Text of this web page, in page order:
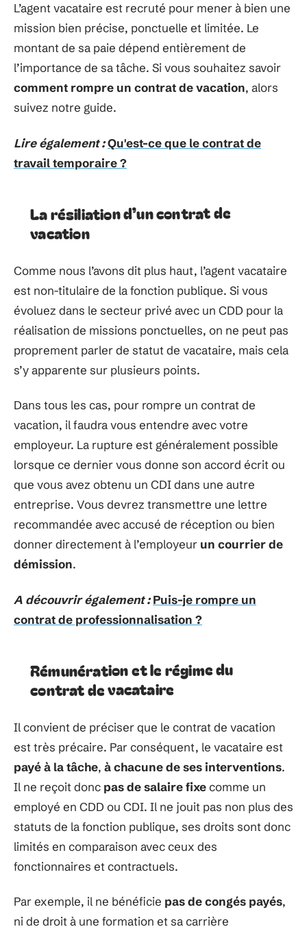
L’agent vacataire est recruté pour mener à bien une
mission bien précise, ponctuelle et limitée. Le
montant de sa paie dépend entièrement de
l’importance de sa tâche. Si vous souhaitez savoir
comment rompre un contrat de vacation, alors
suivez notre guide.
Lire également :Qu'est-ce que le contrat de
travail temporaire ?
La résiliation d’un contrat de
vacation
Comme nous l’avons dit plus haut, l’agent vacataire
est non-titulaire de la fonction publique. Si vous
évoluez dans le secteur privé avec un CDD pour la
réalisation de missions ponctuelles, on ne peut pas
proprement parler de statut de vacataire, mais cela
s’y apparente sur plusieurs points.
Dans tous les cas, pour rompre un contrat de
vacation, il faudra vous entendre avec votre
employeur. La rupture est généralement possible
lorsque ce dernier vous donne son accord écrit ou
que vous avez obtenu un CDI dans une autre
entreprise. Vous devrez transmettre une lettre
recommandée avec accusé de réception ou bien
donner directement à l’employeur un courrier de
démission.
A découvrir également : Puis-je rompre un
contrat de professionnalisation ?
Rémunération et le régime du
contrat de vacataire
Il convient de préciser que le contrat de vacation
est très précaire. Par conséquent, le vacataire est
payé à la tâche, à chacune de ses interventions.
Il ne reçoit donc pas de salaire fixecomme un
employé en CDD ou CDI. Il ne jouit pas non plus des
statuts de la fonction publique, ses droits sont donc
limités en comparaison avec ceux des
fonctionnaires et contractuels.
Par exemple, il ne bénéficie pas de congés payés,
ni de droit à une formation et sa carrière